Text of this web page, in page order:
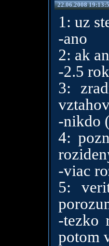
22.06.2008
1: uz
-ano
2: ak
-2.5
3:
-nikdo
4:
-viac
5:
-tezko
potom